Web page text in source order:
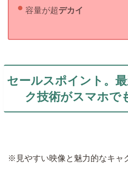
容量が超デカイ
セールスポイント。
ク技術がスマホで
※見やすい映像と魅力的なキャ